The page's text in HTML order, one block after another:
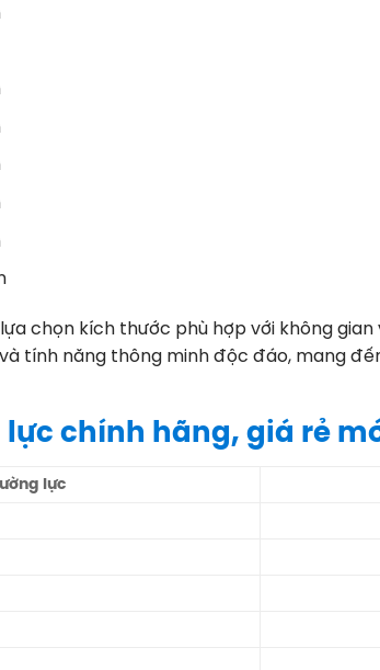
chọn kích thước phù hợp với không
tính năng thông minh độc đáo, mang
chính hãng, giá rẻ
lực